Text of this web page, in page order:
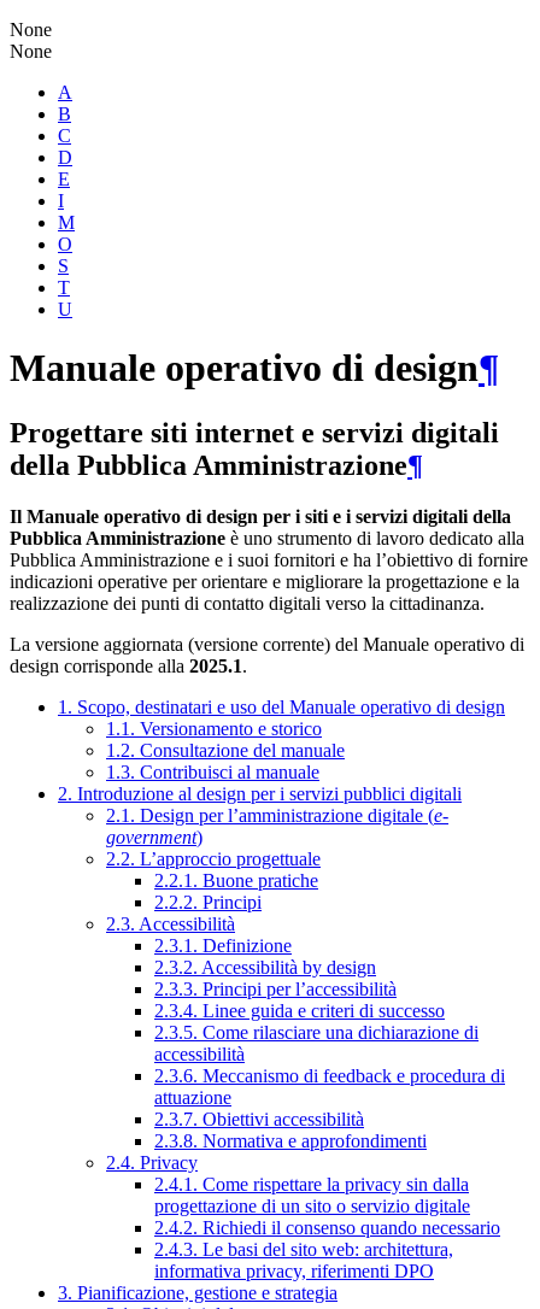
None
None
A
B
C
D
E
I
M
O
S
T
U
Manuale operativo di design¶
Progettare siti internet e servizi digitali
della Pubblica Amministrazione¶
Il Manuale operativo di design per i siti e i servizi digitali della
Pubblica Amministrazione è uno strumento di lavoro dedicato alla
Pubblica Amministrazione e i suoi fornitori e ha l’obiettivo di fornire
indicazioni operative per orientare e migliorare la progettazione e la
realizzazione dei punti di contatto digitali verso la cittadinanza.
La versione aggiornata (versione corrente) del Manuale operativo di
design corrisponde alla 2025.1.
1. Scopo, destinatari e uso del Manuale operativo di design
1.1. Versionamento e storico
1.2. Consultazione del manuale
1.3. Contribuisci al manuale
2. Introduzione al design per i servizi pubblici digitali
2.1. Design per l’amministrazione digitale (e-
government)
2.2. L’approccio progettuale
2.2.1. Buone pratiche
2.2.2. Principi
2.3. Accessibilità
2.3.1. Definizione
2.3.2. Accessibilità by design
2.3.3. Principi per l’accessibilità
2.3.4. Linee guida e criteri di successo
2.3.5. Come rilasciare una dichiarazione di
accessibilità
2.3.6. Meccanismo di feedback e procedura di
attuazione
2.3.7. Obiettivi accessibilità
2.3.8. Normativa e approfondimenti
2.4. Privacy
2.4.1. Come rispettare la privacy sin dalla
progettazione di un sito o servizio digitale
2.4.2. Richiedi il consenso quando necessario
2.4.3. Le basi del sito web: architettura,
informativa privacy, riferimenti DPO
3. Pianificazione, gestione e strategia